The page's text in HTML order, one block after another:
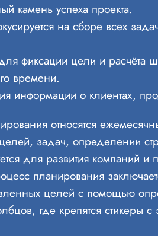
камень успеха проекта.
на сборе всех
фиксации цели и расчёта
времени.
информации о клиентах,
относятся
задач, определении
для развития компаний
планирования
целей с помощью
где крепятся стикеры